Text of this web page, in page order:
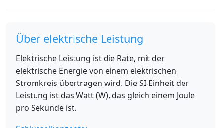
Über elektrische Leistung
Elektrische Leistung ist die Rate, mit der
elektrische Energie von einem elektrischen
Stromkreis übertragen wird. Die SI-Einheit der
Leistung ist das Watt (W), das gleich einem Joule
pro Sekunde ist.